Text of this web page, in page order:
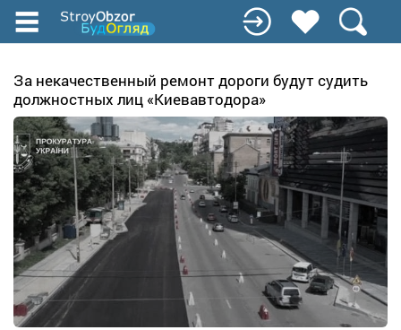
Перейти
содержанию
За некачественный ремонт дороги будут судить
должностных лиц «Киевавтодора»